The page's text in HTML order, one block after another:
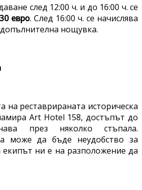
след 12:00 ч. и до 16:00 ч. се
30 евро. След 16:00 ч. се начислява
нощувка.
на реставрираната историческа
Art Hotel 158, достъпът до
през няколко стъпала.
може да бъде неудобство за
екипът ни е на разположение да